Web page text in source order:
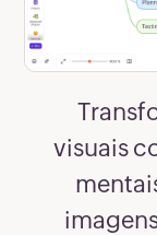
visuais